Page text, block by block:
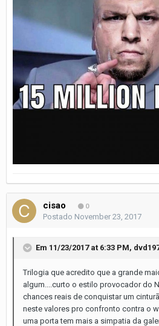
cisao 0
Postado November 23, 2017
Em 11/23/2017 at 6:33 PM,
Trilogia que acredito que a grande
algum....curto o estilo provocador do
chances reais de conquistar um
neste valores pro confronto contra o
uma porta tem mais a simpatia da